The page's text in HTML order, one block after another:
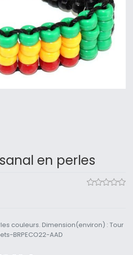
en perles
couleurs. Dimension(environ) : Tour
BRPECO22-AAD